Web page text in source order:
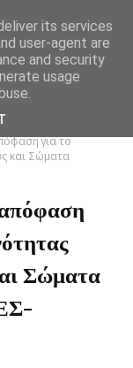
για το
και Σώματα
Σώματα
its services
user-agent are
and security
usage